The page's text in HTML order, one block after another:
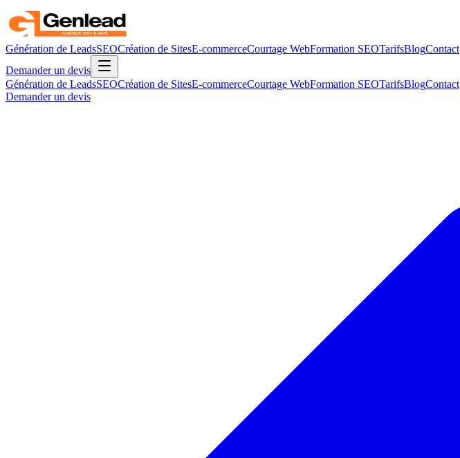
Génération de LeadsSEOCréation de SitesE-commerceCourtage WebFormation SEOTarifsBlogContact
Demander un devis
Génération de LeadsSEOCréation de SitesE-commerceCourtage WebFormation SEOTarifsBlogContact
Demander un devis